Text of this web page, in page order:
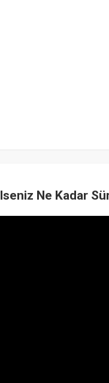
Ne Kadar